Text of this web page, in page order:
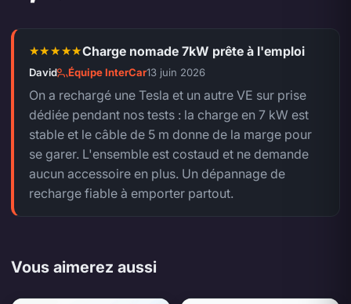
5 sur 5.
Charge nomade 7kW prête à l'emploi
David Équipe InterCar13 juin 2026
On a rechargé une Tesla et un autre VE sur prise
dédiée pendant nos tests : la charge en 7 kW est
stable et le câble de 5 m donne de la marge pour
se garer. L'ensemble est costaud et ne demande
aucun accessoire en plus. Un dépannage de
recharge fiable à emporter partout.
Vous aimerez aussi